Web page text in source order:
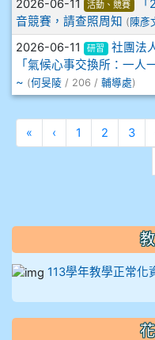
914王苡澄
2026-06-11 活動、競賽
音競賽，請查照周知 ( 陳彥
2026-06-11 研習
社團法
「氣候心事交換所：一
~ (何旻陵 / 206 / 輔導處)
« 第一頁
‹ 上一頁
1 2 3
113學年教學正常化